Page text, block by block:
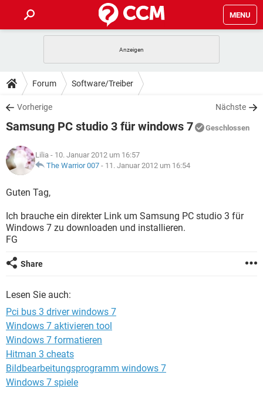
MENU
ANDROID IOS
WINDOWS 10
WHATSAPP TIKTOK
FACEBOOK
TIPPS & TRICKS
SPIELE
WHATSAPP
FACEBOOK
DOWNLOADS
SPIELE STREAMING
ANDROID
WINDOWS 10 INSTAGRAM
WHATSAPP
SPIELE
ANDROID
WINDOWS 10
WHATSAPP TIKTOK
FACEBOOK
LEXIKON
SPIELE
WINDOWS 10 INSTAGRAM
FACEBOOK
Forum Software/Treiber
Vorherige Nächste
Samsung PC studio 3 für windows 7 Geschlossen
Lilia - 10. Januar 2012 um 16:57
The Warrior 007 - 11. Januar 2012 um 16:54
Guten Tag,
Ich brauche ein direkter Link um Samsung PC studio 3 für
Windows 7 zu downloaden und installieren.
FG
Share
Lesen Sie auch:
Pci bus 3 driver windows 7
Windows 7 aktivieren tool
Windows 7 formatieren
Hitman 3 cheats
Bildbearbeitungsprogramm windows 7
Windows 7 spiele